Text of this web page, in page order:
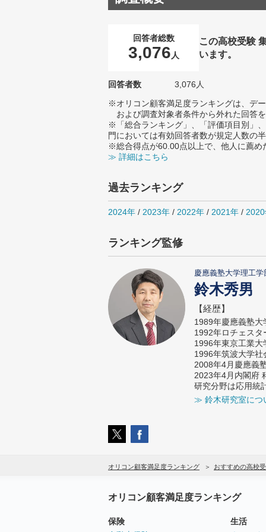
回答者総数
3,076 人
この高校受験
います。
回答者数
3,076人
※オリコン顧客満足度ランキングは、デ
および調査対象者条件から外れた回答
※「総合ランキング」、「評価項目別」
門においては有効回答者数が規定人数の
※総合得点が60.00点以上で、他人に薦め
≫ 詳細はこちら
過去ランキング
2024年 / 2023年 / 2022年 / 2021年 /
ランキング監修
慶應義塾大学理工
鈴木秀男
【経歴】
1989年慶應義塾
1992年ロチェス
1996年東京工業
1996年筑波大学
2008年4月慶應義
2023年4月内閣府
研究分野は応用統
≫ 鈴木研究室につ
オリコン顧客満足度ランキング おすすめの高校
オリコン顧客満足度ランキング
保険
生活